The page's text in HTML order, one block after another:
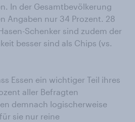
In der Gesamtbevölkerung
Angaben nur 34 Prozent. 28
Schenker sind zudem der
besser sind als Chips (vs.
Essen ein wichtiger Teil ihres
aller Befragten
demnach logischerweise
sie nur reine